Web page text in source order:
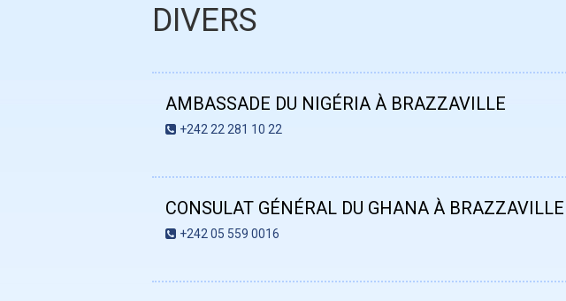
DIVERS
AMBASSADE DU NIGÉRIA À BRAZZAVILLE
+242 22 281 10 22
CONSULAT GÉNÉRAL DU GHANA À BRAZZAVILLE
+242 05 559 0016